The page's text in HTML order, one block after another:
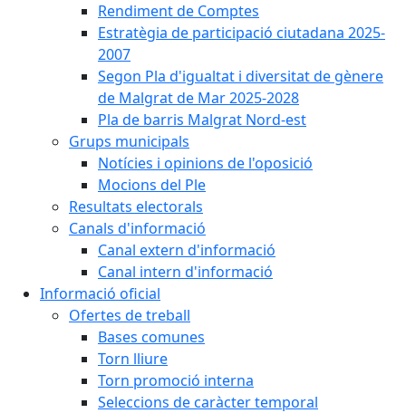
Rendiment de Comptes
Estratègia de participació ciutadana 2025-
2007
Segon Pla d'igualtat i diversitat de gènere
de Malgrat de Mar 2025-2028
Pla de barris Malgrat Nord-est
Grups municipals
Notícies i opinions de l'oposició
Mocions del Ple
Resultats electorals
Canals d'informació
Canal extern d'informació
Canal intern d'informació
Informació oficial
Ofertes de treball
Bases comunes
Torn lliure
Torn promoció interna
Seleccions de caràcter temporal